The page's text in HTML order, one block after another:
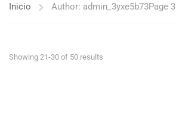
Inicio Author: admin_3yxe5b73Page 3
Showing 21-30 of 50 results